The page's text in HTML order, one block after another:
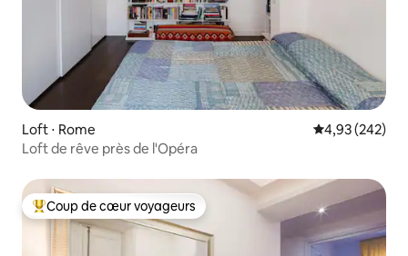
Loft ⋅ Rome Évaluation
4,93 (242)
Loft de rêve près de l'Opéra
Coups de cœur voyageurs les plus appréciés
Coup de cœur voyageurs